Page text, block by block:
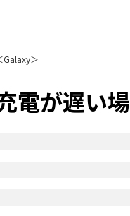
Galaxy＞
電が遅い